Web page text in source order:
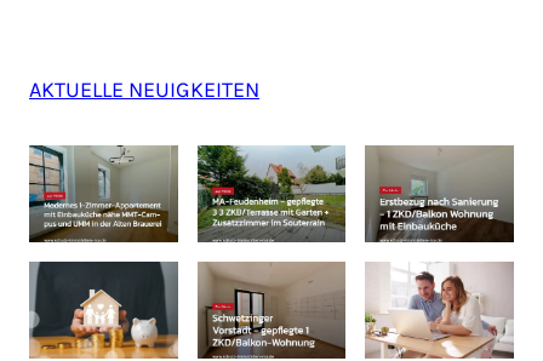
AKTUELLE NEUIGKEITEN